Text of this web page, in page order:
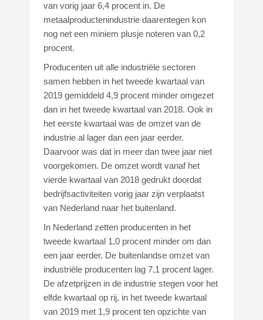
van vorig jaar 6,4 procent in. De
metaalproductenindustrie daarentegen kon
nog net een miniem plusje noteren van 0,2
procent.
Producenten uit alle industriële sectoren
samen hebben in het tweede kwartaal van
2019 gemiddeld 4,9 procent minder omgezet
dan in het tweede kwartaal van 2018. Ook in
het eerste kwartaal was de omzet van de
industrie al lager dan een jaar eerder.
Daarvoor was dat in meer dan twee jaar niet
voorgekomen. De omzet wordt vanaf het
vierde kwartaal van 2018 gedrukt doordat
bedrijfsactiviteiten vorig jaar zijn verplaatst
van Nederland naar het buitenland.
In Nederland zetten producenten in het
tweede kwartaal 1,0 procent minder om dan
een jaar eerder. De buitenlandse omzet van
industriële producenten lag 7,1 procent lager.
De afzetprijzen in de industrie stegen voor het
elfde kwartaal op rij, in het tweede kwartaal
van 2019 met 1,9 procent ten opzichte van